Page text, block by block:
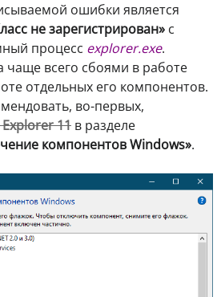
ошибки является
не зарегистрирован» с
процесс explorer.exe.
чаще всего сбоями в работе
отдельных его компонентов.
во-первых,
11 в разделе
компонентов Windows».